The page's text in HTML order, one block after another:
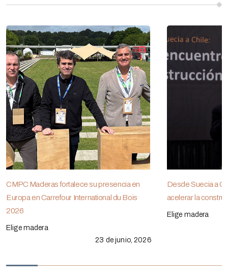
CMPC Maderas fortalece su presencia en
Europa en Carrefour International du Bois
2026
Elige madera
23 de junio, 2026
Desde Suecia a
acelerar la
Elige madera